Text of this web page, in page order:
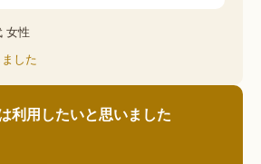
女性
した
利用したいと思いました